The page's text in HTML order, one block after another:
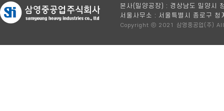
본사(밀양공장) : 경상남도 밀양시
서울사무소 : 서울특별시 종로구
Copyright ⓒ 2021 삼영중공업(주)